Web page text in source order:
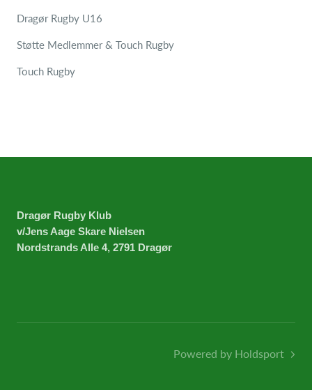
Dragør Rugby U16
Støtte Medlemmer & Touch Rugby
Touch Rugby
Dragør Rugby Klub
v/Jens Aage Skare Nielsen
Nordstrands Alle 4, 2791 Dragør
Powered by Holdsport